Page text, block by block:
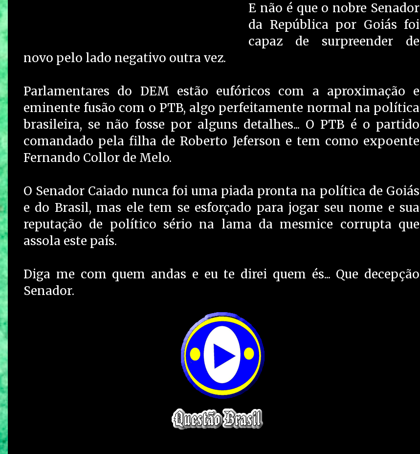
E não é que o nobre Senador
da República por Goiás foi
capaz de surpreender de
novo pelo lado negativo outra vez.
Parlamentares do DEM estão eufóricos com a aproximação e
eminente fusão com o PTB, algo perfeitamente normal na política
brasileira, se não fosse por alguns detalhes... O PTB é o partido
comandado pela filha de Roberto Jeferson e tem como expoente
Fernando Collor de Melo.
O Senador Caiado nunca foi uma piada pronta na política de Goiás
e do Brasil, mas ele tem se esforçado para jogar seu nome e sua
reputação de político sério na lama da mesmice corrupta que
assola este país.
Diga me com quem andas e eu te direi quem és... Que decepção
Senador.